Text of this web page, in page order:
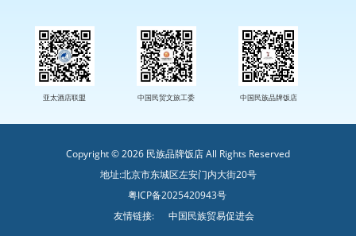
亚太酒店联盟 中国民贸文旅工委 中国民族品牌饭店
Copyright ©2026 民族品牌饭店 All Rights Reserved
地址:北京市东城区左安门内大街20号
粤ICP备2025420943号
友情链接:
中国民族贸易促进会